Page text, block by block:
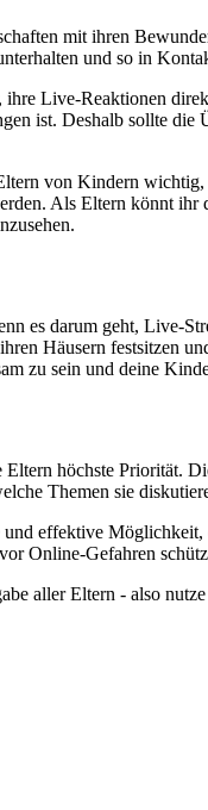
mit ihren
und so in
Live-Reaktionen
ist. Deshalb sollte
von Kindern
Als Eltern könnt
es darum geht, Live-
Häusern festsitzen
zu sein und deine
höchste Priorität.
Themen sie
effektive
Online-Gefahren
aller Eltern - also